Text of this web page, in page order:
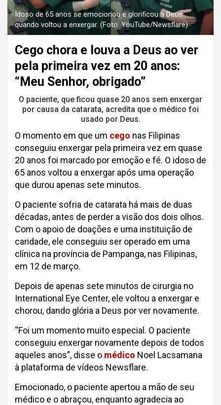
Idoso de 65 anos se emocionou e glorificou a Deus
quando voltou a enxergar. (Foto: YouTube/Newsflare)
Cego chora e louva a Deus ao ver
pela primeira vez em 20 anos:
“Meu Senhor, obrigado”
O paciente, que ficou quase 20 anos sem enxergar
por causa da catarata, acredita que o médico foi
usado por Deus.
O momento em que um cego nas Filipinas
conseguiu enxergar pela primeira vez em quase
20 anos foi marcado por emoção e fé. O idoso de
65 anos voltou a enxergar após uma operação
que durou apenas sete minutos.
O paciente sofria de catarata há mais de duas
décadas, antes de perder a visão dos dois olhos.
Com o apoio de doações e uma instituição de
caridade, ele conseguiu ser operado em uma
clínica na província de Pampanga, nas Filipinas,
em 12 de março.
Depois de apenas sete minutos de cirurgia no
International Eye Center, ele voltou a enxergar e
chorou, dando glória a Deus por ver novamente.
“Foi um momento muito especial. O paciente
conseguiu enxergar novamente depois de todos
aqueles anos”, disse o médico Noel Lacsamana
à plataforma de vídeos Newsflare.
Emocionado, o paciente apertou a mão de seu
médico e o abraçou, enquanto agradecia ao